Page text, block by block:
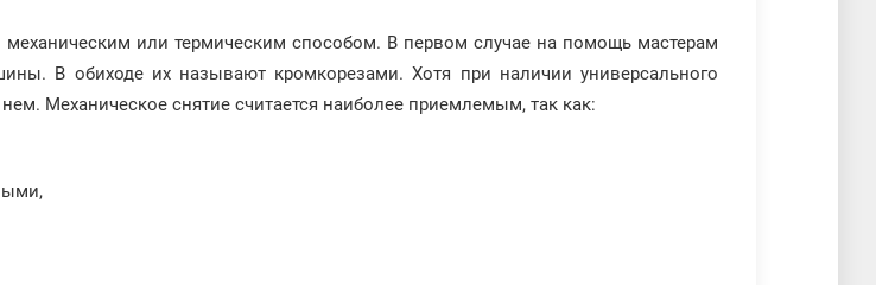
или термическим способом. В первом случае на помощь мастерам
В обиходе их называют кромкорезами. Хотя при наличии универсального
Механическое снятие считается наиболее приемлемым, так как: